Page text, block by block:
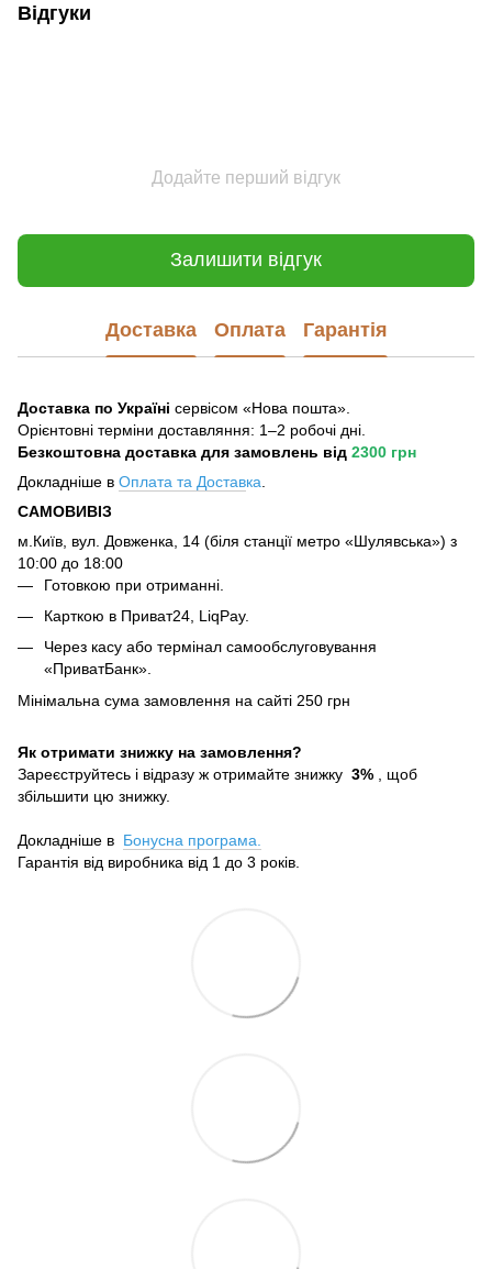
Відгуки
Додайте перший відгук
Залишити відгук
Доставка Оплата Гарантія
Доставка по Україні сервісом «Нова пошта».
Орієнтовні терміни доставляння: 1–2 робочі дні.
Безкоштовна доставка для замовлень від 2300 грн
Докладніше в Оплата та Доставка
САМОВИВІЗ
м.Київ, вул. Довженка, 14 (біля станції метро «Шулявська») з
10:00 до 18:00
Готовкою при отриманні.
Карткою в Приват24, LiqPay.
Через касу або термінал самообслуговування
«ПриватБанк».
Мінімальна сума замовлення на сайті 250 грн
Як отримати знижку на замовлення?
Зареєструйтесь і відразу ж отримайте знижку 3% , щоб
збільшити цю знижку.
Докладніше в Бонусна програма.
Гарантія від виробника від 1 до 3 років.